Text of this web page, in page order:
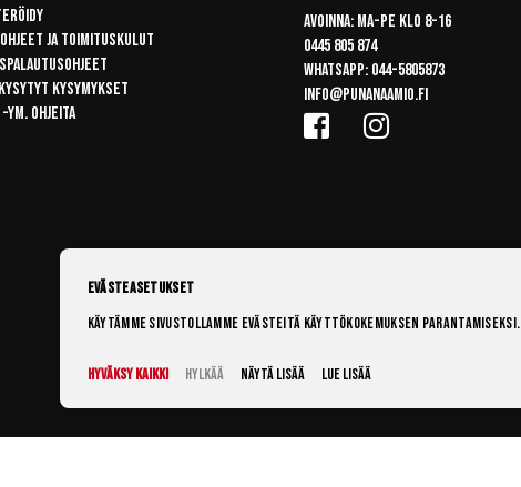
ja toimituskulut
kysymykset
ym. ohjeita
Avoinna: Ma-pe klo 8-16
0445 805 874
Whatsapp: 044-5805873
info@punanaamio.fi
Evästeasetukset
Käytämme sivustollamme evästeitä käyttökokemuksen parantamiseksi.
Hyväksy kaikki Hylkää Näytä lisää Lue lisää